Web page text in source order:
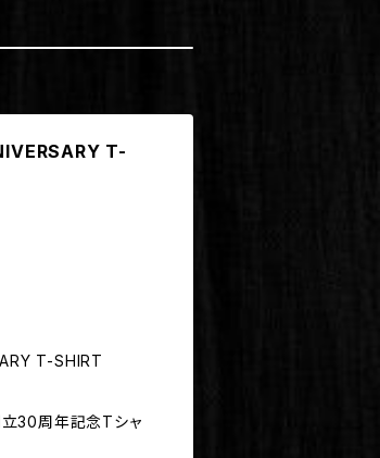
T-
T-SHIRT
30周年記念Tシャ